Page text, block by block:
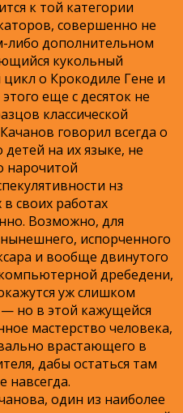
к той категории
совершенно не
либо дополнительном
кукольный
о Крокодиле Гене и
еще с десяток не
классической
говорил всегда о
детей на их языке, не
нарочитой
нз
своих работах
Возможно, для
испорченного
и вообще двинутого
дребедени,
уж слишком
но в этой кажущейся
мастерство человека,
врастающего в
дабы остаться там
навсегда.
один из наиболее